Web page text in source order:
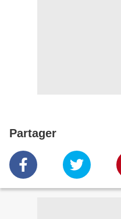
Partager